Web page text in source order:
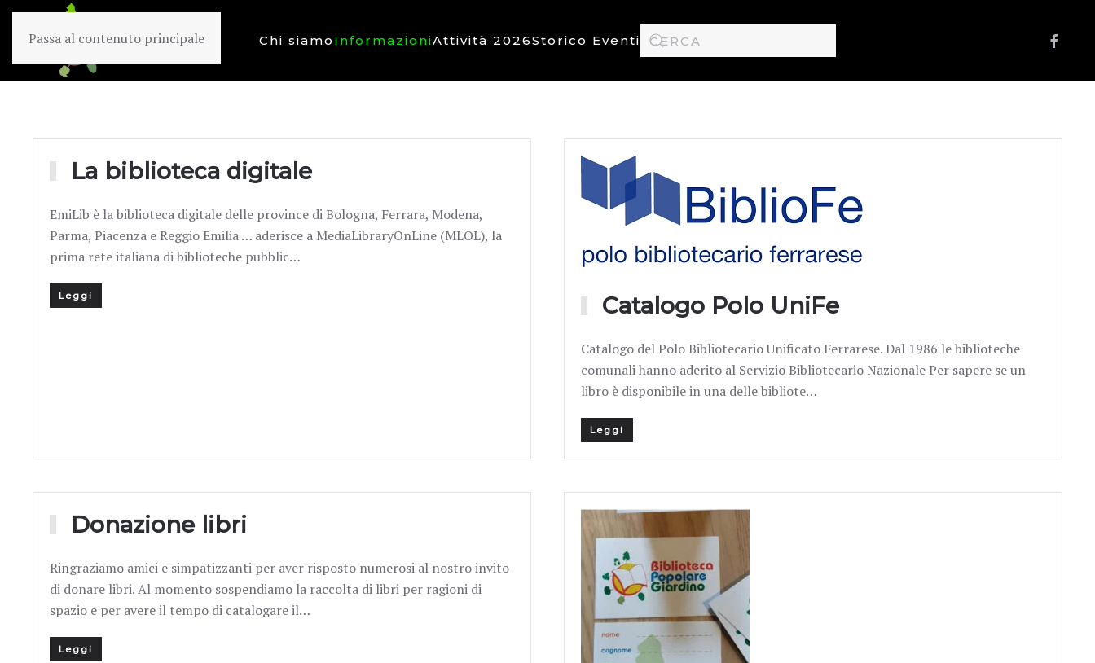
Passa al contenuto principale Chi siamo InformazioniAttività 2026Storico Eventi
La biblioteca digitale
EmiLib è la biblioteca digitale delle province di Bologna, Ferrara, Modena,
Parma, Piacenza e Reggio Emilia … aderisce a MediaLibraryOnLine (MLOL), la
prima rete italiana di biblioteche pubblic…
Leggi Catalogo Polo UniFe
Catalogo del Polo Bibliotecario Unificato Ferrarese. Dal 1986 le biblioteche
comunali hanno aderito al Servizio Bibliotecario Nazionale Per sapere se un
libro è disponibile in una delle bibliote…
Leggi
Donazione libri
Ringraziamo amici e simpatizzanti per aver risposto numerosi al nostro invito
di donare libri. Al momento sospendiamo la raccolta di libri per ragioni di
spazio e per avere il tempo di catalogare il…
Leggi